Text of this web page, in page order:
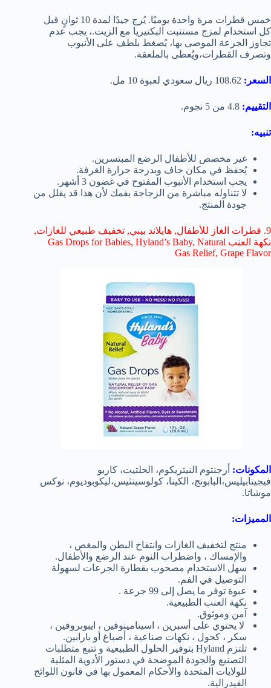
خمس قطرات مرة واحدة يوميًا. يُرج جيدًا لمدة 10 ثوانٍ قبل
كل استخدام لمزج مستنبت البكتيريا مع الزيت.، يجب عدم
تجاوز الجرعة الموصى بها، يُضغط بلطف على الأنبوب
وتصرف القطرات،ويُعطى بالملعقة.
السعر: 108.62 ريال سعودي لعبوة 10 مل.
التقييم:
تنبيه:
غير مخصص للأطفال الرضع المبتسرين.
يُحفظ في مكان جاف وبدرجة حرارة الغرفة.
يجب استخدام الأنبوب المفتوح في غضون 3 أشهر.
لا تتناوله مباشرة من الزجاجة بفمك لأن هذا قد يقلل من
جودة المنتج.
9. قطرات الغاز للأطفال, هايلاند بيبي, تخفيف طبيعي للغازات,
نكهة العنب Gas Drops for Babies, Hyland’s Baby, Natural
Gas Relief, Grape Flavor
المكونات: أرجنتوم النيتريكوم، الحلتيت، كاربو
فيجيتابيليس،البابونج، الكينا، كولوسينثيس،ليكوبوديوم، نوكس
موشاتا.
المميزات:
منتج لتخفيف الغازات وانتفاخ البطن والمغص ،
والإمساك ، واضطراب النوم عند الرضع والأطفال.
سهل الاستخدام مصحوب بقطارة الجرعات لسهولة
التوصيل في الفم.
عبوة توفر ما يصل إلى 99 جرعة .
نكهة العنب الطبيعية.
آمن وموثوق.
لا يحتوي على أسبرين ، اسيتامينوفين ، ايبوبروفين ،
سكر ، كحول ، نكهات صناعية ، أصباغ أو بارابين.
تلتزم Hyland بتوفير الحلول الطبيعية و تتبع متطلبات
التصنيع والجودة الموضحة في دستور الأدوية المثلية
للولايات المتحدة والأحكام المعمول بها في قانون اللوائح
الفيدرالية.